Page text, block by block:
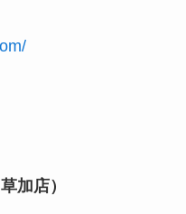
加店）